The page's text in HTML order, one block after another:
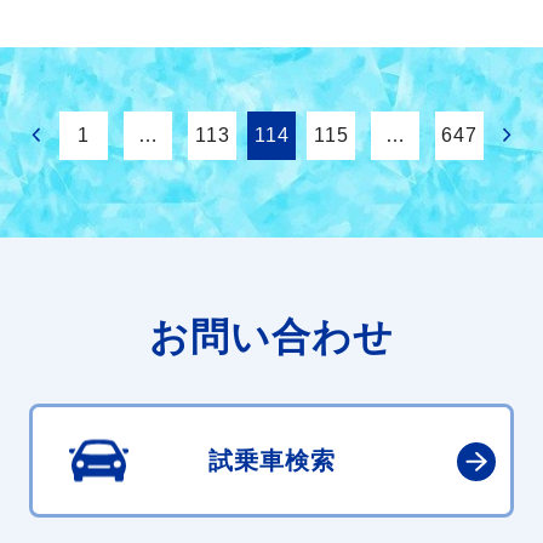
1 … 113 114 115 … 647
お問い合わせ
試乗車検索